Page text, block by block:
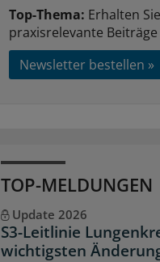
Top-Thema: Erhalten
praxisrelevante
Newsletter bestellen »
TOP-MELDUNGEN
Update 2026
S3-Leitlinie
wichtigsten